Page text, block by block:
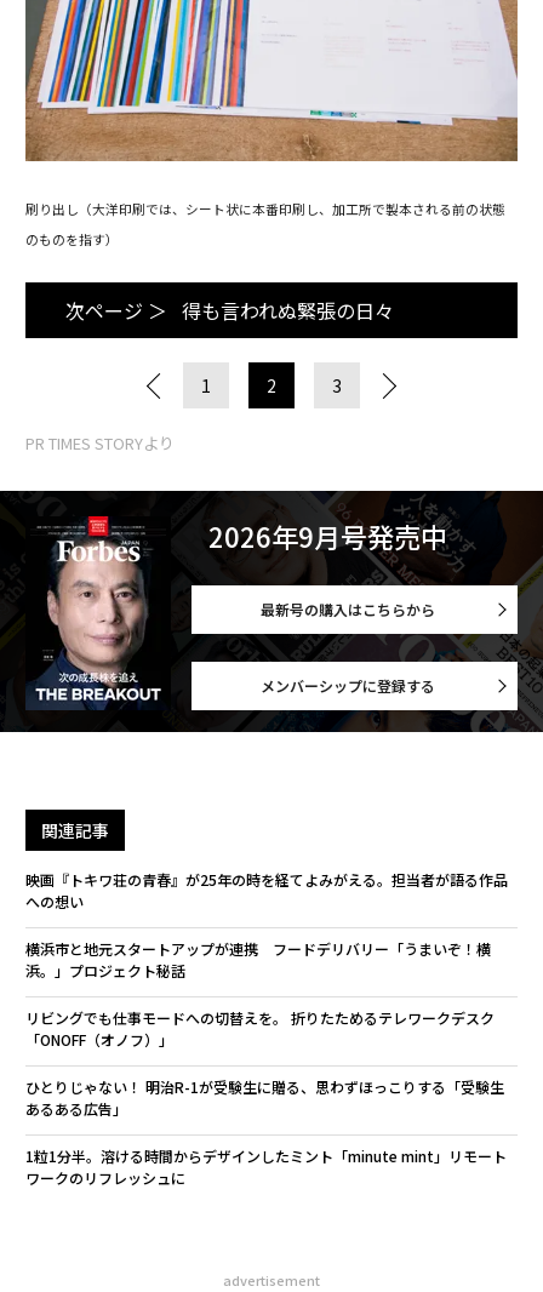
刷り出し（大洋印刷では、シート状に本番印刷し、加工所で製本される前の状態
のものを指す）
次ページ ＞ 得も言われぬ緊張の日々
1 2 3
PR TIMES STORYより
2026年9月号発売中
最新号の購入はこちらから
メンバーシップに登録する
関連記事
映画『トキワ荘の青春』が25年の時を経てよみがえる。担当者が語る作品
への想い
横浜市と地元スタートアップが連携 フードデリバリー「うまいぞ！横
浜。」プロジェクト秘話
リビングでも仕事モードへの切替えを。 折りたためるテレワークデスク
「ONOFF（オノフ）」
ひとりじゃない！ 明治R-1が受験生に贈る、思わずほっこりする「受験生
あるある広告」
1粒1分半。溶ける時間からデザインしたミント「minute mint」リモート
ワークのリフレッシュに
advertisement